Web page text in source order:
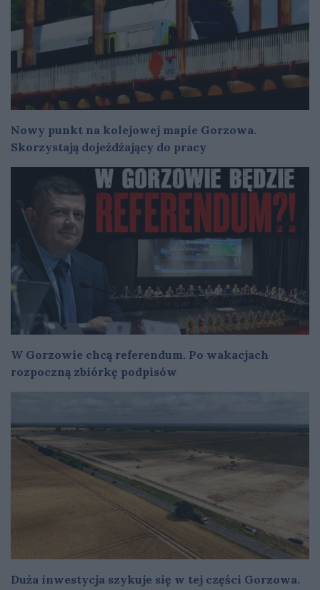
Nowy punkt na kolejowej mapie Gorzowa.
Skorzystają dojeżdżający do pracy
W Gorzowie chcą referendum. Po wakacjach
rozpoczną zbiórkę podpisów
Duża inwestycja szykuje się w tej części Gorzowa.